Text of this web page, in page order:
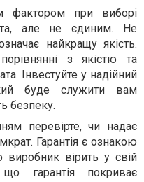
фактором при виборі
але не єдиним. Не
найкращу якість.
з якістю та
Інвестуйте у надійний
буде служити вам
безпеку.
перевірте, чи надає
Гарантія є ознакою
виробник вірить у свій
гарантія покриває